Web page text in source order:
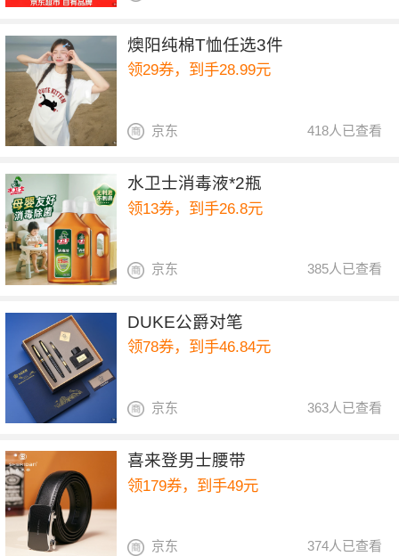
燠阳纯棉T恤任选3件
领29券，到手28.99元
418人已查看
京东
水卫士消毒液*2瓶
领13券，到手26.8元
385人已查看
京东
DUKE公爵对笔
领78券，到手46.84元
363人已查看
京东
喜来登男士腰带
领179券，到手49元
374人已查看
京东